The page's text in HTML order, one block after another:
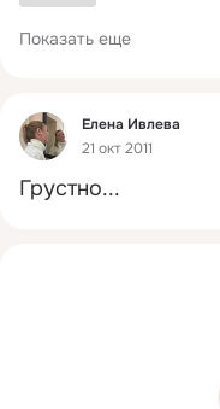
Показать еще
Фид
Елена Ивлева
21 окт 2011
Грустно...